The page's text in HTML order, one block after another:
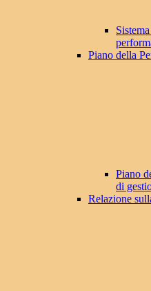
Piano della
Piano
di
Relazione